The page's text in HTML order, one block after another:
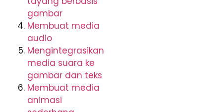
gambar
Membuat media
audio
Mengintegrasikan
media suara ke
gambar dan teks
Membuat media
animasi